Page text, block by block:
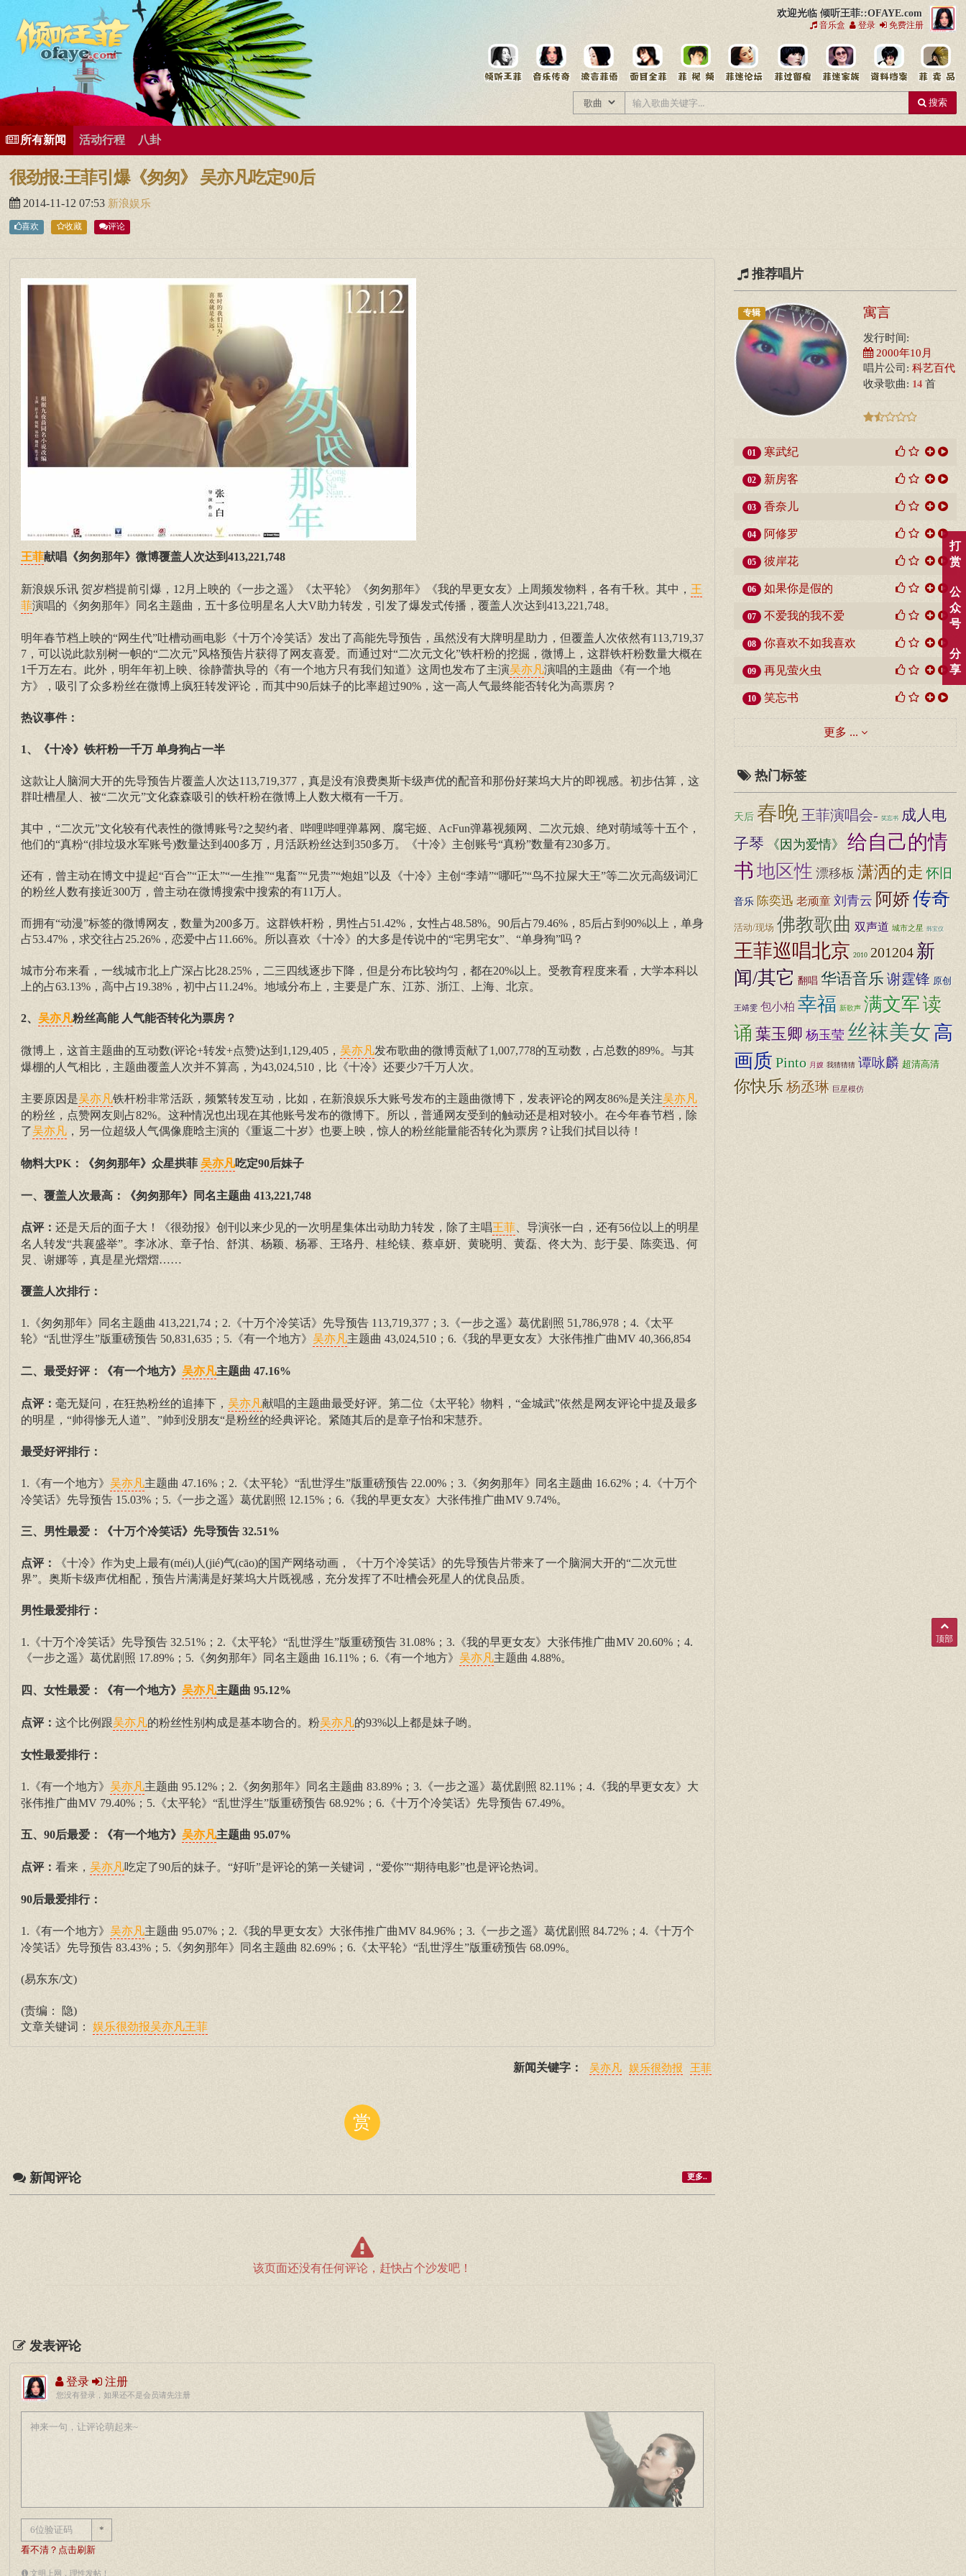
欢迎光临 倾听王菲::OFAYE.com
音乐盒 登录 免费注册
有歌曲专辑
王菲新闻王菲的精美图片王菲精彩视频王菲论坛给王菲留言用户中心王菲资料档案
搜索
所有新闻 活动行程 八卦
很劲报:王菲引爆《匆匆》 吴亦凡吃定90后
2014-11-12 07:53 新浪娱乐
喜欢 收藏 评论
王菲献唱《匆匆那年》微博覆盖人次达到413,221,748
新浪娱乐讯 贺岁档提前引爆，12月上映的《一步之遥》《太平轮》《匆匆那年》《我的早更女友》上周频发物料，各有千秋。其中， 王
菲演唱的《匆匆那年》同名主题曲，五十多位明星名人大V助力转发，引发了爆发式传播，覆盖人次达到413,221,748。
明年春节档上映的“网生代”吐槽动画电影《十万个冷笑话》发出了高能先导预告，虽然没有大牌明星助力，但覆盖人次依然有113,719,37
7，可以说此款别树一帜的“二次元”风格预告片获得了网友喜爱。而通过对“二次元文化”铁杆粉的挖掘，微博上，这群铁杆粉数量大概在
1千万左右。此外，明年年初上映、徐静蕾执导的《有一个地方只有我们知道》这周也发布了主演吴亦凡演唱的主题曲《有一个地
方》，吸引了众多粉丝在微博上疯狂转发评论，而其中90后妹子的比率超过90%，这一高人气最终能否转化为高票房？
热议事件：
1、《十冷》铁杆粉一千万 单身狗占一半
这款让人脑洞大开的先导预告片覆盖人次达113,719,377，真是没有浪费奥斯卡级声优的配音和那份好莱坞大片的即视感。初步估算，这
群吐槽星人、被“二次元”文化森森吸引的铁杆粉在微博上人数大概有一千万。
其中，“二次元”文化较有代表性的微博账号?之契约者、哔哩哔哩弹幕网、腐宅姬、AcFun弹幕视频网、二次元娘、绝对萌域等十五个，
他们的“真粉“(排垃圾水军账号)数量达到400多万，月活跃粉丝达到350多万。《十冷》主创账号“真粉”数量有230多万。
还有，曾主动在博文中提起“百合”“正太”“一生推”“鬼畜”“兄贵”“炮姐”以及《十冷》主创“李靖”“哪吒”“鸟不拉屎大王”等二次元高级词汇
的粉丝人数有接近300万，曾主动在微博搜索中搜索的有11万人。
而拥有“动漫”标签的微博网友，数量为200多万。这群铁杆粉，男性占51.42%，女性占48.58%。90后占79.46%，85后占到90%以上，单身
占53.47%，求交往占25.26%，恋爱中占11.66%。所以喜欢《十冷》的大多是传说中的“宅男宅女”、“单身狗”吗？
城市分布来看，一线城市北上广深占比28.25%，二三四线逐步下降，但是分布比较均匀，都在20%以上。受教育程度来看，大学本科以
上的占63.13%，高中占19.38%，初中占11.24%。地域分布上，主要是广东、江苏、浙江、上海、北京。
2、 吴亦凡粉丝高能 人气能否转化为票房？
微博上，这首主题曲的互动数(评论+转发+点赞)达到1,129,405， 吴亦凡发布歌曲的微博贡献了1,007,778的互动数，占总数的89%。与其
爆棚的人气相比，主题曲覆盖人次并不算高，为43,024,510，比《十冷》还要少7千万人次。
主要原因是吴亦凡铁杆粉非常活跃，频繁转发互动，比如，在新浪娱乐大账号发布的主题曲微博下，发表评论的网友86%是关注吴亦凡
的粉丝，点赞网友则占82%。这种情况也出现在其他账号发布的微博下。所以，普通网友受到的触动还是相对较小。在今年春节档，除
了吴亦凡 ，另一位超级人气偶像鹿晗主演的《重返二十岁》也要上映，惊人的粉丝能量能否转化为票房？让我们拭目以待！
物料大PK：《匆匆那年》众星拱菲 吴亦凡吃定90后妹子
一、覆盖人次最高：《匆匆那年》同名主题曲 413,221,748
点评： 还是天后的面子大！《很劲报》创刊以来少见的一次明星集体出动助力转发，除了主唱王菲 、导演张一白，还有56位以上的明星
名人转发“共襄盛举”。李冰冰、章子怡、舒淇、杨颖、杨幂、王珞丹、桂纶镁、蔡卓妍、黄晓明、黄磊、佟大为、彭于晏、陈奕迅、何
炅、谢娜等，真是星光熠熠……
覆盖人次排行：
1.《匆匆那年》同名主题曲 413,221,74；2.《十万个冷笑话》先导预告 113,719,377；3.《一步之遥》葛优剧照 51,786,978；4.《太平
轮》“乱世浮生”版重磅预告 50,831,635；5.《有一个地方》 吴亦凡主题曲 43,024,510；6.《我的早更女友》大张伟推广曲MV 40,366,854
二、最受好评：《有一个地方》 吴亦凡主题曲 47.16%
点评： 毫无疑问，在狂热粉丝的追捧下， 吴亦凡献唱的主题曲最受好评。第二位《太平轮》物料，“金城武”依然是网友评论中提及最多
的明星，“帅得惨无人道”、”帅到没朋友“是粉丝的经典评论。紧随其后的是章子怡和宋慧乔。
最受好评排行：
1.《有一个地方》 吴亦凡主题曲 47.16%；2.《太平轮》“乱世浮生”版重磅预告 22.00%；3.《匆匆那年》同名主题曲 16.62%；4.《十万个
冷笑话》先导预告 15.03%；5.《一步之遥》葛优剧照 12.15%；6.《我的早更女友》大张伟推广曲MV 9.74%。
三、男性最爱：《十万个冷笑话》先导预告 32.51%
点评：
《十冷》作为史上最有(méi)人(jié)气(cāo)的国产网络动画，《十万个冷笑话》的先导预告片带来了一个脑洞大开的“二次元世
界”。奥斯卡级声优相配，预告片满满是好莱坞大片既视感，充分发挥了不吐槽会死星人的优良品质。
男性最爱排行：
1.《十万个冷笑话》先导预告 32.51%；2.《太平轮》“乱世浮生”版重磅预告 31.08%；3.《我的早更女友》大张伟推广曲MV 20.60%；4.
《一步之遥》葛优剧照 17.89%；5.《匆匆那年》同名主题曲 16.11%；6.《有一个地方》 吴亦凡主题曲 4.88%。
四、女性最爱：《有一个地方》 吴亦凡主题曲 95.12%
点评： 这个比例跟吴亦凡的粉丝性别构成是基本吻合的。粉吴亦凡的93%以上都是妹子哟。
女性最爱排行：
1.《有一个地方》 吴亦凡主题曲 95.12%；2.《匆匆那年》同名主题曲 83.89%；3.《一步之遥》葛优剧照 82.11%；4.《我的早更女友》大
张伟推广曲MV 79.40%；5.《太平轮》“乱世浮生”版重磅预告 68.92%；6.《十万个冷笑话》先导预告 67.49%。
五、90后最爱：《有一个地方》 吴亦凡主题曲 95.07%
点评： 看来， 吴亦凡吃定了90后的妹子。“好听”是评论的第一关键词，“爱你”“期待电影”也是评论热词。
90后最爱排行：
1.《有一个地方》 吴亦凡主题曲 95.07%；2.《我的早更女友》大张伟推广曲MV 84.96%；3.《一步之遥》葛优剧照 84.72%；4.《十万个
冷笑话》先导预告 83.43%；5.《匆匆那年》同名主题曲 82.69%；6.《太平轮》“乱世浮生”版重磅预告 68.09%。
(易东东/文)
(责编： 隐)
文章关键词： 娱乐很劲报吴亦凡王菲
新闻关键字： 吴亦凡 娱乐很劲报 王菲
赏
新闻评论 更多..
该页面还没有任何评论，赶快占个沙发吧！
发表评论
登录 注册
您没有登录，如果还不是会员请先注册
*
看不清？点击刷新
文明上网，理性发帖！
推荐唱片
专辑 寓言
发行时间:
2000年10月
唱片公司: 科艺百代
收录歌曲: 14 首
01 寒武纪
02 新房客
03 香奈儿
04 阿修罗
05 彼岸花
06 如果你是假的
07 不爱我的我不爱
08 你喜欢不如我喜欢
09 再见萤火虫
10 笑忘书
更多 ...
热门标签
天后 春晚 王菲演唱会- 笑忘书
成人电
子琴
《因为爱情》
给自己的情
书地区性 漂移板 潇洒的走 怀旧
音乐 陈奕迅 老顽童 刘青云 阿娇传奇
活动/现场 佛教歌曲 双声道 城市之星 韩宝仪
王菲巡唱北京 2010 201204 新
闻/其它 翻唱 华语音乐谢霆锋 原创
王靖雯 包小柏 幸福 新歌声 满文军读
诵 葉玉卿 杨玉莹 丝袜美女高
画质Pinto 月嫂 我猜猜猜 谭咏麟 超清高清
你快乐杨丞琳 巨星模仿
打
赏
公
众
号
分
享
顶部